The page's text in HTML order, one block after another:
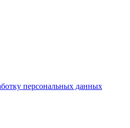
персональных данных